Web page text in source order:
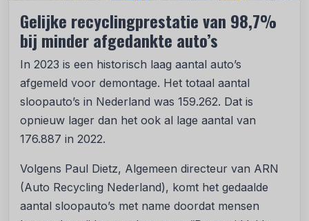
Gelijke recyclingprestatie van 98,7%
bij minder afgedankte auto’s
In 2023 is een historisch laag aantal auto’s
afgemeld voor demontage. Het totaal aantal
sloopauto’s in Nederland was 159.262. Dat is
opnieuw lager dan het ook al lage aantal van
176.887 in 2022.
Volgens Paul Dietz, Algemeen directeur van ARN
(Auto Recycling Nederland), komt het gedaalde
aantal sloopauto’s met name doordat mensen